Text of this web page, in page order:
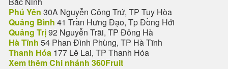
Phú Yên 30A Nguyễn Công Trứ, TP Tuy Hòa
Quảng Bình 41 Trần Hưng Đạo, Tp Đồng Hới
Quảng Trị92 Nguyễn Trãi, TP Đông Hà
Hà Tĩnh 54 Phan Đình Phùng, TP Hà Tĩnh
Thanh Hóa 177 Lê Lai, TP Thanh Hóa
Xem thêm Chi nhánh 360Fruit